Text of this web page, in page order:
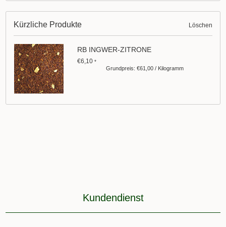
Kürzliche Produkte Löschen
RB INGWER-ZITRONE
€6,10*
Grundpreis: €61,00 / Kilogramm
Kundendienst